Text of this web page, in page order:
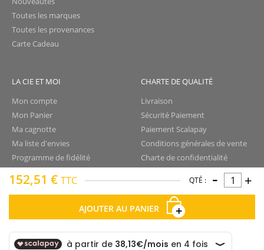
152,51 € TTC QTÉ : - +
AJOUTER AU PANIER
Toutes les marques
Toutes les provenances
Carte Cadeau
LA CIE ET MOI
Mon compte
Mon Panier
Ma cagnotte
Ma liste d'envies
Programme de fidélité
Nous contacter
CHARTE DE QUALITÉ
Livraison
Sécurité Paiement
Paiement Scalapay
Conditions générales de vente
Charte de confidentialité
Protection des données
Droit de rétractation
Mentions légales
Plan du site